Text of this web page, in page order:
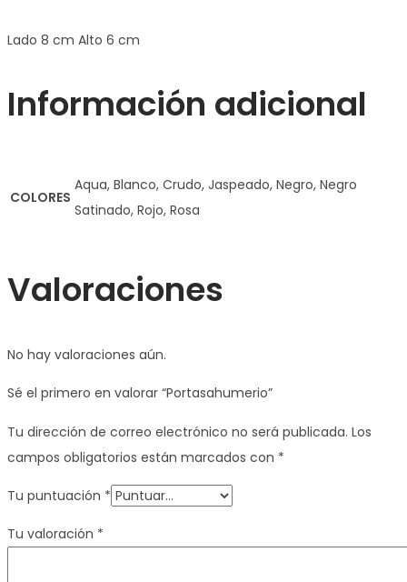
Lado 8 cm Alto 6 cm
Información adicional
COLORES
Aqua, Blanco, Crudo, Jaspeado, Negro, Negro
Satinado, Rojo, Rosa
Valoraciones
No hay valoraciones aún.
Sé el primero en valorar “Portasahumerio”
Tu dirección de correo electrónico no será publicada. Los
campos obligatorios están marcados con *
Tu puntuación *
Tu valoración *